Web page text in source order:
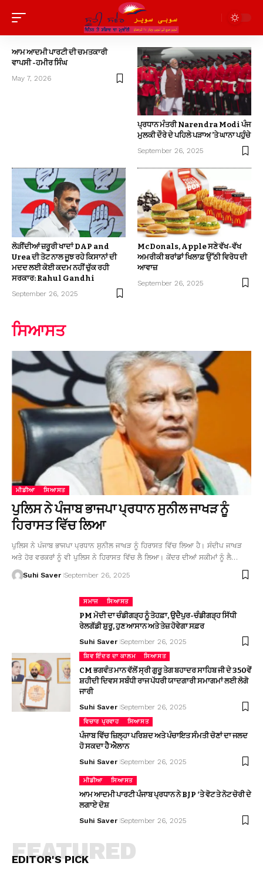
ਆਮ ਆਦਮੀ ਪਾਰਟੀ ਦੀ ਚਮਤਕਾਰੀ
ਵਾਪਸੀ -ਹਮੀਰ ਸਿੰਘ
May 7, 2026
ਪ੍ਰਧਾਨ ਮੰਤਰੀ Narendra Modi ਪੰਜ
ਮੁਲਕੀ ਦੌਰੇ ਦੇ ਪਹਿਲੇ ਪੜਾਅ ’ਤੇ ਘਾਨਾ ਪਹੁੰਚੇ
September 26, 2025
ਲੋੜੀਂਦੀਆਂ ਜ਼ਰੂਰੀ ਖਾਦਾਂ DAP and
Urea ਦੀ ਤੋਟ ਨਾਲ ਜੂਝ ਰਹੇ ਕਿਸਾਨਾਂ ਦੀ
ਮਦਦ ਲਈ ਕੋਈ ਕਦਮ ਨਹੀਂ ਚੁੱਕ ਰਹੀ
ਸਰਕਾਰ: Rahul Gandhi
September 26, 2025
McDonals, Apple ਸਣੇ ਵੱਖ-ਵੱਖ
ਅਮਰੀਕੀ ਬਰਾਂਡਾਂ ਖਿਲਾਫ਼ ਉੱਠੀ ਵਿਰੋਧ ਦੀ
ਆਵਾਜ਼
September 26, 2025
ਸਿਆਸਤ
ਮੀਡੀਆ ਸਿਆਸਤ
ਪੁਲਿਸ ਨੇ ਪੰਜਾਬ ਭਾਜਪਾ ਪ੍ਰਧਾਨ ਸੁਨੀਲ ਜਾਖੜ ਨੂੰ
ਹਿਰਾਸਤ ਵਿੱਚ ਲਿਆ
ਪੁਲਿਸ ਨੇ ਪੰਜਾਬ ਭਾਜਪਾ ਪ੍ਰਧਾਨ ਸੁਨੀਲ ਜਾਖੜ ਨੂੰ ਹਿਰਾਸਤ ਵਿੱਚ ਲਿਆ ਹੈ। ਸੰਦੀਪ ਜਾਖੜ
ਅਤੇ ਹੋਰ ਵਰਕਰਾਂ ਨੂੰ ਵੀ ਪੁਲਿਸ ਨੇ ਹਿਰਾਸਤ ਵਿੱਚ ਲੈ ਲਿਆ। ਕੇਂਦਰ ਦੀਆਂ ਸਕੀਮਾਂ ਨੂੰ ਲੈ…
Suhi Saver September 26, 2025
ਸਮਾਜ ਸਿਆਸਤ
PM ਮੋਦੀ ਦਾ ਚੰਡੀਗੜ੍ਹ ਨੂੰ ਤੋਹਫ਼ਾ, ਉਦੈਪੁਰ-ਚੰਡੀਗੜ੍ਹ ਸਿੱਧੀ
ਰੇਲਗੱਡੀ ਸ਼ੁਰੂ, ਹੁਣ ਆਸਾਨ ਅਤੇ ਤੇਜ਼ ਹੋਵੇਗਾ ਸਫ਼ਰ
Suhi Saver September 26, 2025
ਸ਼ਿਵ ਇੰਦਰ ਦਾ ਕਾਲਮ ਸਿਆਸਤ
CM ਭਗਵੰਤ ਮਾਨ ਵੱਲੋਂ ਸ੍ਰੀ ਗੁਰੂ ਤੇਗ ਬਹਾਦਰ ਸਾਹਿਬ ਜੀ ਦੇ 350ਵੇਂ
ਸ਼ਹੀਦੀ ਦਿਵਸ ਸਬੰਧੀ ਰਾਜ ਪੱਧਰੀ ਯਾਦਗਾਰੀ ਸਮਾਗਮਾਂ ਲਈ ਲੋਗੋ
ਜਾਰੀ
Suhi Saver September 26, 2025
ਵਿਚਾਰ ਪ੍ਰਵਾਹ ਸਿਆਸਤ
ਪੰਜਾਬ ਵਿੱਚ ਜ਼ਿਲ੍ਹਾ ਪਰਿਸ਼ਦ ਅਤੇ ਪੰਚਾਇਤ ਸੰਮਤੀ ਚੋਣਾਂ ਦਾ ਜਲਦ
ਹੋ ਸਕਦਾ ਹੈ ਐਲਾਨ
Suhi Saver September 26, 2025
ਮੀਡੀਆ ਸਿਆਸਤ
ਆਮ ਆਦਮੀ ਪਾਰਟੀ ਪੰਜਾਬ ਪ੍ਰਧਾਨ ਨੇ BJP ‘ਤੇ ਵੋਟ ਤੇ ਨੋਟ ਚੋਰੀ ਦੇ
ਲਗਾਏ ਦੋਸ਼
Suhi Saver September 26, 2025
EDITOR'S PICK
FEATURED